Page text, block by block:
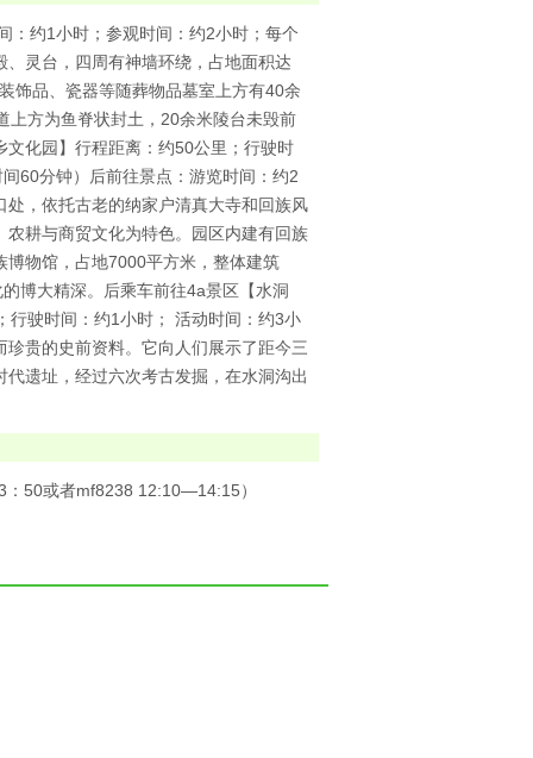
：约1小时；参观时间：约2小时；每个
灵台，四周有神墙环绕，占地面积达
饰品、瓷器等随葬物品墓室上方有40余
上方为鱼脊状封土，20余米陵台未毁前
化园】行程距离：约50公里；行驶时
60分钟）后前往景点：游览时间：约2
，依托古老的纳家户清真大寺和回族风
耕与商贸文化为特色。园区内建有回族
物馆，占地7000平方米，整体建筑
博大精深。后乘车前往4a景区【水洞
行驶时间：约1小时； 活动时间：约3小
贵的史前资料。它向人们展示了距今三
遗址，经过六次考古发掘，在水洞沟出
50或者mf8238 12:10—14:15）